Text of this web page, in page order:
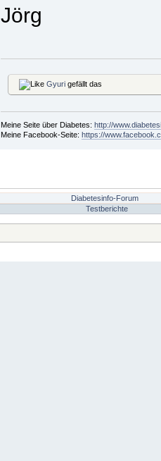
Jörg
Gyurigefällt das
Meine Seite über Diabetes: http://
Meine Facebook-Seite: https://
Diabetesinfo-Forum
Testberichte